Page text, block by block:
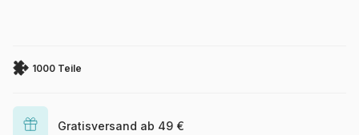
1000 Teile
Gratisversand ab 49 €